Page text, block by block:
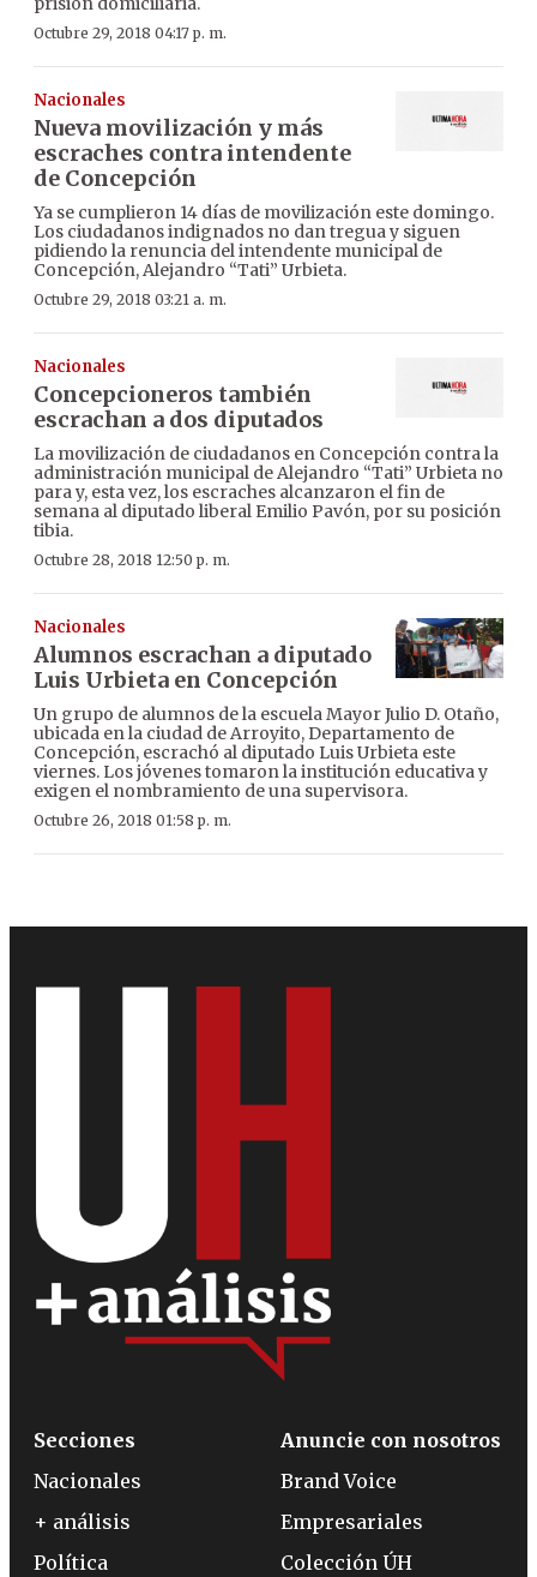
Octubre 29, 2018 04:17 p. m.
Nacionales
Nueva movilización y más
escraches contra intendente
de Concepción
Ya se cumplieron 14 días de movilización este domingo.
Los ciudadanos indignados no dan tregua y siguen
pidiendo la renuncia del intendente municipal de
Concepción, Alejandro “Tati” Urbieta.
Octubre 29, 2018 03:21 a. m.
Nacionales
Concepcioneros también
escrachan a dos diputados
La movilización de ciudadanos en Concepción contra la
administración municipal de Alejandro “Tati” Urbieta no
para y, esta vez, los escraches alcanzaron el fin de
semana al diputado liberal Emilio Pavón, por su posición
tibia.
Octubre 28, 2018 12:50 p. m.
Nacionales
Alumnos escrachan a diputado
Luis Urbieta en Concepción
Un grupo de alumnos de la escuela Mayor Julio D. Otaño,
ubicada en la ciudad de Arroyito, Departamento de
Concepción, escrachó al diputado Luis Urbieta este
viernes. Los jóvenes tomaron la institución educativa y
exigen el nombramiento de una supervisora.
Octubre 26, 2018 01:58 p. m.
Secciones
Nacionales
+ análisis
Política
Anuncie con nosotros
Brand Voice
Empresariales
Colección ÚH